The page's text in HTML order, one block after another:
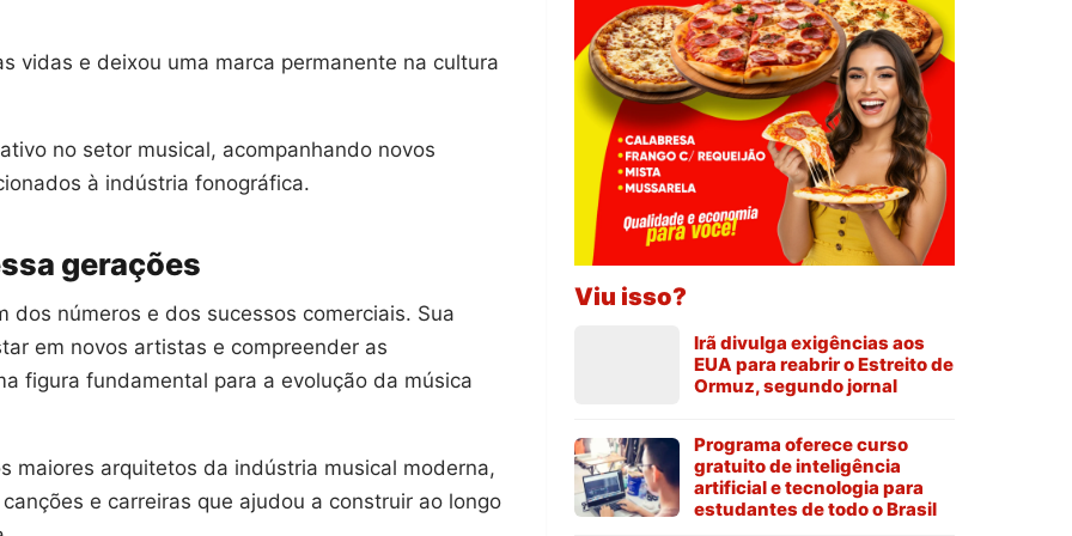
vidas e deixou uma marca permanente na cultura
no setor musical, acompanhando novos
à indústria fonográfica.
gerações
dos números e dos sucessos comerciais. Sua
em novos artistas e compreender as
figura fundamental para a evolução da música
maiores arquitetos da indústria musical moderna,
e carreiras que ajudou a construir ao longo
Viu isso?
Irã divulga exigências aos
EUA para reabrir o Estreito de
Ormuz, segundo jornal
Programa oferece curso
gratuito de inteligência
artificial e tecnologia para
estudantes de todo o Brasil